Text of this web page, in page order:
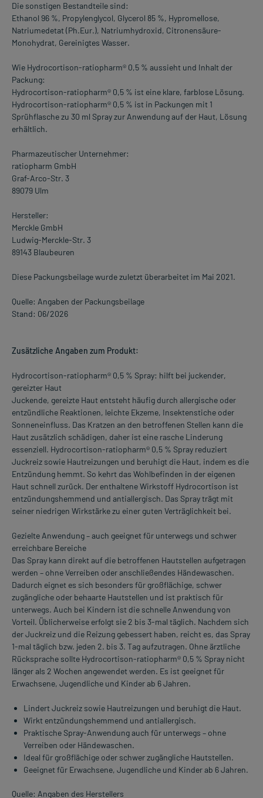
Die sonstigen Bestandteile sind:
Ethanol 96 %, Propylenglycol, Glycerol 85 %, Hypromellose,
Natriumedetat (Ph.Eur.), Natriumhydroxid, Citronensäure-
Monohydrat, Gereinigtes Wasser.
Wie Hydrocortison-ratiopharm® 0,5 % aussieht und Inhalt der
Packung:
Hydrocortison-ratiopharm® 0,5 % ist eine klare, farblose Lösung.
Hydrocortison-ratiopharm® 0,5 % ist in Packungen mit 1
Sprühflasche zu 30 ml Spray zur Anwendung auf der Haut, Lösung
erhältlich.
Pharmazeutischer Unternehmer:
ratiopharm GmbH
Graf-Arco-Str. 3
89079 Ulm
Hersteller:
Merckle GmbH
Ludwig-Merckle-Str. 3
89143 Blaubeuren
Diese Packungsbeilage wurde zuletzt überarbeitet im Mai 2021.
Quelle: Angaben der Packungsbeilage
Stand: 06/2026
Zusätzliche Angaben zum Produkt:
Hydrocortison-ratiopharm® 0,5 % Spray: hilft bei juckender,
gereizter Haut
Juckende, gereizte Haut entsteht häufig durch allergische oder
entzündliche Reaktionen, leichte Ekzeme, Insektenstiche oder
Sonneneinfluss. Das Kratzen an den betroffenen Stellen kann die
Haut zusätzlich schädigen, daher ist eine rasche Linderung
essenziell. Hydrocortison-ratiopharm® 0,5 % Spray reduziert
Juckreiz sowie Hautreizungen und beruhigt die Haut, indem es die
Entzündung hemmt. So kehrt das Wohlbefinden in der eigenen
Haut schnell zurück. Der enthaltene Wirkstoff Hydrocortison ist
entzündungshemmend und antiallergisch. Das Spray trägt mit
seiner niedrigen Wirkstärke zu einer guten Verträglichkeit bei.
Gezielte Anwendung – auch geeignet für unterwegs und schwer
erreichbare Bereiche
Das Spray kann direkt auf die betroffenen Hautstellen aufgetragen
werden – ohne Verreiben oder anschließendes Händewaschen.
Dadurch eignet es sich besonders für großflächige, schwer
zugängliche oder behaarte Hautstellen und ist praktisch für
unterwegs. Auch bei Kindern ist die schnelle Anwendung von
Vorteil. Üblicherweise erfolgt sie 2 bis 3-mal täglich. Nachdem sich
der Juckreiz und die Reizung gebessert haben, reicht es, das Spray
1-mal täglich bzw. jeden 2. bis 3. Tag aufzutragen. Ohne ärztliche
Rücksprache sollte Hydrocortison-ratiopharm® 0,5 % Spray nicht
länger als 2 Wochen angewendet werden. Es ist geeignet für
Erwachsene, Jugendliche und Kinder ab 6 Jahren.
Lindert Juckreiz sowie Hautreizungen und beruhigt die Haut.
Wirkt entzündungshemmend und antiallergisch.
Praktische Spray-Anwendung auch für unterwegs – ohne
Verreiben oder Händewaschen.
Ideal für großflächige oder schwer zugängliche Hautstellen.
Geeignet für Erwachsene, Jugendliche und Kinder ab 6 Jahren.
Quelle: Angaben des Herstellers